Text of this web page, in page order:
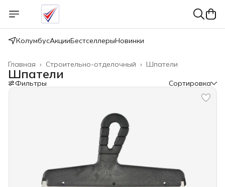
КолумбусАкцииБестселлерыНовинки
Шпатели
Строительно-отделочный ›
Главная ›
Шпатели
Фильтры Сортировка